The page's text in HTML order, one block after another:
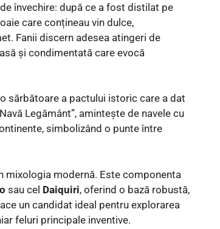
învechire: după ce a fost distilat pe
care conțineau vin dulce,
Fanii discern adesea atingeri de
și condimentată care evocă
sărbătoare a pactului istoric care a dat
Legământ”, amintește de navele cu
simbolizând o punte între
mixologia modernă. Este componenta
sau cel Daiquiri, oferind o bază robustă,
un candidat ideal pentru explorarea
feluri principale inventive.